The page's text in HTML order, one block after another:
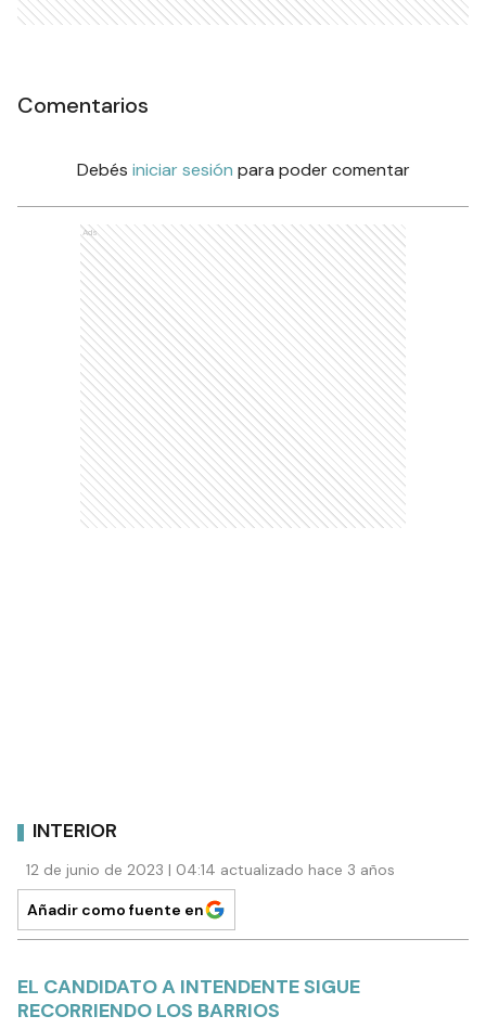
Comentarios
Debés iniciar sesión para poder comentar
Ads
INTERIOR
12 de junio de 2023 | 04:14 actualizado hace 3 años
Añadir como fuente en
EL CANDIDATO A INTENDENTE SIGUE
RECORRIENDO LOS BARRIOS